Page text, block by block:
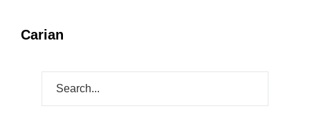
Carian